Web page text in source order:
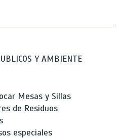
Y AMBIENTE
Mesas y Sillas
de Residuos
especiales